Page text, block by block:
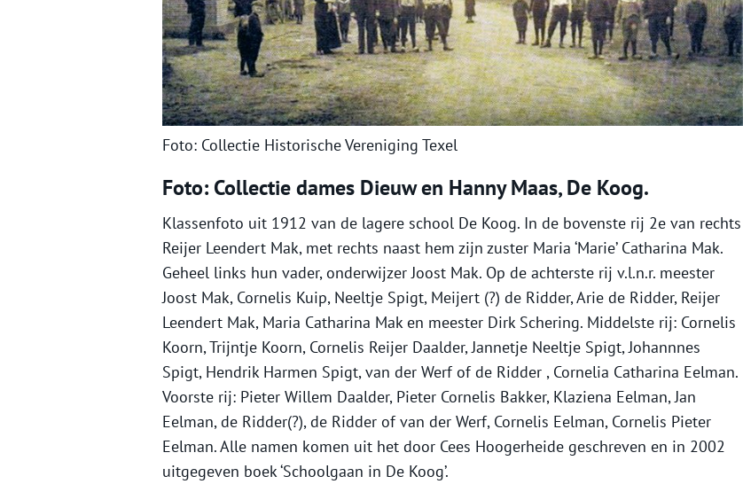
Foto: Collectie Historische Vereniging Texel
Foto: Collectie dames Dieuw en Hanny Maas, De Koog.
Klassenfoto uit 1912 van de lagere school De Koog. In de bovenste rij 2e van rechts
Reijer Leendert Mak, met rechts naast hem zijn zuster Maria ‘Marie’ Catharina Mak.
Geheel links hun vader, onderwijzer Joost Mak. Op de achterste rij v.l.n.r. meester
Joost Mak, Cornelis Kuip, Neeltje Spigt, Meijert (?) de Ridder, Arie de Ridder, Reijer
Leendert Mak, Maria Catharina Mak en meester Dirk Schering. Middelste rij: Cornelis
Koorn, Trijntje Koorn, Cornelis Reijer Daalder, Jannetje Neeltje Spigt, Johannnes
Spigt, Hendrik Harmen Spigt, van der Werf of de Ridder , Cornelia Catharina Eelman.
Voorste rij: Pieter Willem Daalder, Pieter Cornelis Bakker, Klaziena Eelman, Jan
Eelman, de Ridder(?), de Ridder of van der Werf, Cornelis Eelman, Cornelis Pieter
Eelman. Alle namen komen uit het door Cees Hoogerheide geschreven en in 2002
uitgegeven boek ‘Schoolgaan in De Koog’.